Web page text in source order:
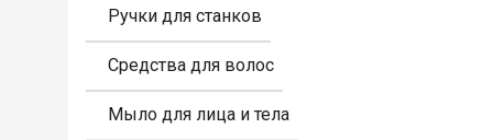
Ручки для станков
Средства для волос
Мыло для лица и тела